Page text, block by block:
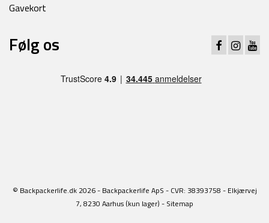
Gavekort
Følg os
© Backpackerlife.dk 2026 - Backpackerlife ApS - CVR: 38393758 - Elkjærvej
7, 8230 Aarhus (kun lager) - Sitemap